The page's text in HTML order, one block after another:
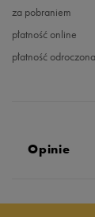
za pobraniem
płatność online
płatność
Opinie